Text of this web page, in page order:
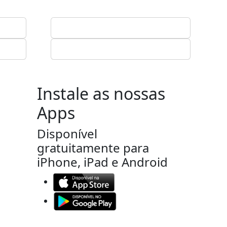
Instale as nossas
Apps
Disponível
gratuitamente para
iPhone, iPad e Android